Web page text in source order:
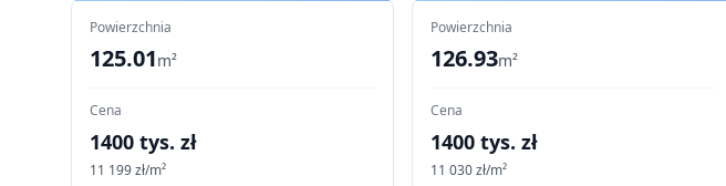
Powierzchnia
125.01m²
Cena
1400 tys. zł
11 199zł/m²
Powierzchnia
126.93m²
Cena
1400 tys. zł
11 030zł/m²